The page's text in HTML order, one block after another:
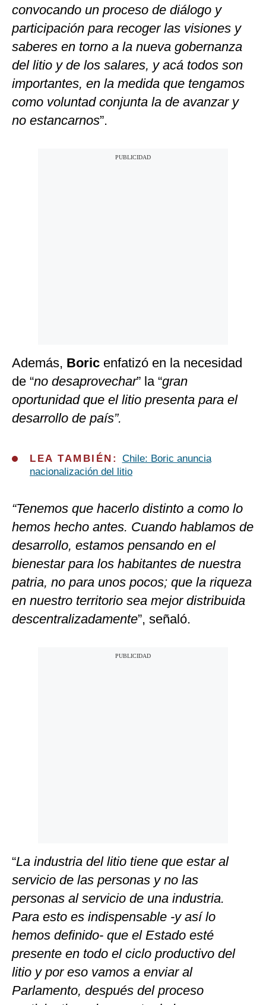
convocando un proceso de diálogo y
participación para recoger las visiones y
saberes en torno a la nueva gobernanza
del litio y de los salares, y acá todos son
importantes, en la medida que tengamos
como voluntad conjunta la de avanzar y
no estancarnos”.
Además, Boric enfatizó en la necesidad
de “no desaprovechar” la “gran
oportunidad que el litio presenta para el
desarrollo de país”.
LEA TAMBIÉN: Chile: Boric anuncia
nacionalización del litio
“Tenemos que hacerlo distinto a como lo
hemos hecho antes. Cuando hablamos de
desarrollo, estamos pensando en el
bienestar para los habitantes de nuestra
patria, no para unos pocos; que la riqueza
en nuestro territorio sea mejor distribuida
descentralizadamente”, señaló.
“La industria del litio tiene que estar al
servicio de las personas y no las
personas al servicio de una industria.
Para esto es indispensable -y así lo
hemos definido- que el Estado esté
presente en todo el ciclo productivo del
litio y por eso vamos a enviar al
Parlamento, después del proceso